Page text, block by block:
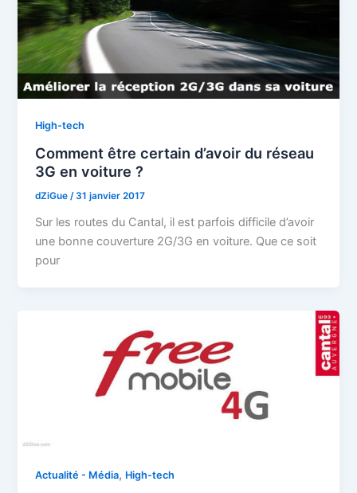
High-tech
Comment être certain d’avoir du réseau
3G en voiture ?
dZiGue/31 janvier 2017
Sur les routes du Cantal, il est parfois difficile d’avoir
une bonne couverture 2G/3G en voiture. Que ce soit
pour
Actualité - Média, High-tech